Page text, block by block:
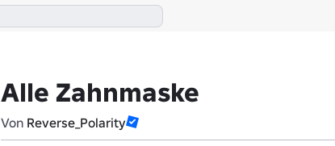
Alle Zahnmaske
Von Reverse_Polarity